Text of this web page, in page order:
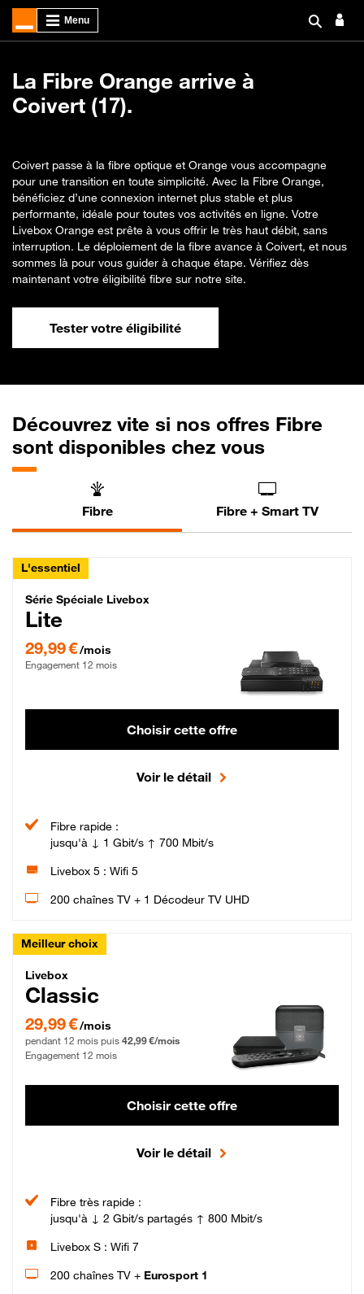
La Fibre Orange arrive à
Coivert (17).
Coivert passe à la fibre optique et Orange vous accompagne
pour une transition en toute simplicité. Avec la Fibre Orange,
bénéficiez d’une connexion internet plus stable et plus
performante, idéale pour toutes vos activités en ligne. Votre
Livebox Orange est prête à vous offrir le très haut débit, sans
interruption. Le déploiement de la fibre avance à Coivert, et nous
sommes là pour vous guider à chaque étape. Vérifiez dès
maintenant votre éligibilité fibre sur notre site.
Tester votre éligibilité
Découvrez vite si nos offres Fibre
sont disponibles chez vous
Fibre Fibre + Smart TV
L'essentiel
Série Spéciale Livebox Lite Fibre
Série Spéciale Livebox
Lite
29,99 €/mois
Engagement 12 mois
Choisir cette offre
Voir le détail
Fibre rapide :
jusqu'à ↓ 1 Gbit/s ↑ 700 Mbit/s
Livebox 5 : Wifi 5
200 chaînes TV + 1 Décodeur TV UHD
Meilleur choix
Livebox Classic Fibre
Livebox
Classic
29,99 € par mois pendant 12 mois puis 42,99 € par mois, Engagement 12 mois
29,99 €/mois
pendant 12 mois puis 42,99 €/mois
Engagement 12 mois
Choisir cette offre
Voir le détail
Fibre très rapide :
jusqu'à ↓ 2 Gbit/s partagés ↑ 800 Mbit/s
Livebox S : Wifi 7
200 chaînes TV + Eurosport 1